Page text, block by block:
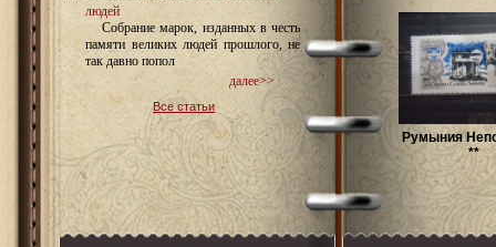
людей
Собрание марок, изданных в честь
памяти великих людей прошлого, не
так давно попол
далее>>
Все статьи
Румыния
**